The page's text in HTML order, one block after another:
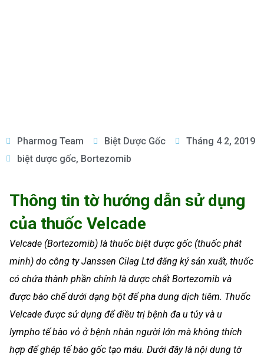
Pharmog Team Biệt Dược Gốc
Tháng 4 2, 2019
biệt dược gốc, Bortezomib
Thông tin tờ hướng dẫn sử dụng
của thuốc Velcade
Velcade (Bortezomib) là thuốc biệt dược gốc (thuốc phát
minh) do công ty Janssen Cilag Ltd đăng ký sản xuất, thuốc
có chứa thành phần chính là dược chất Bortezomib và
được bào chế dưới dạng bột để pha dung dịch tiêm. Thuốc
Velcade được sử dụng để điều trị bệnh đa u tủy và u
lympho tế bào vỏ ở bệnh nhân người lớn mà không thích
hợp để ghép tế bào gốc tạo máu. Dưới đây là nội dung tờ